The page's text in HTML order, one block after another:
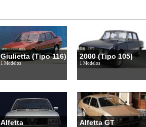
Giulietta (Tipo 116)
1 Modelos
2000 (Tipo 105)
1 Modelos
Alfetta Alfetta GT